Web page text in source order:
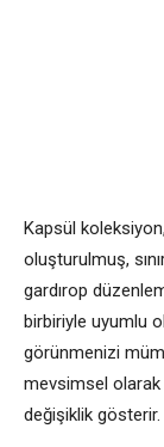
Kapsül
oluşturulmuş,
gardırop
birbiriyle uyumlu
görünmenizi
mevsimsel olarak
değişiklik gösterir.